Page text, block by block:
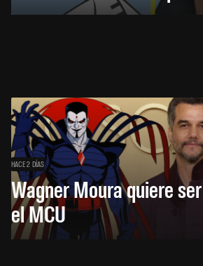
HACE 2 DÍAS
Wagner Moura quiere
el MCU